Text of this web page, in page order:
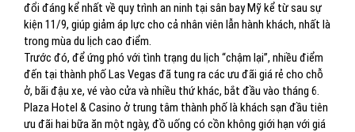
đổi đáng kể nhất về quy trình an ninh tại sân bay Mỹ kể từ sau sự
kiện 11/9, giúp giảm áp lực cho cả nhân viên lẫn hành khách, nhất là
trong mùa du lịch cao điểm.
Trước đó, để ứng phó với tình trạng du lịch “chậm lại”, nhiều điểm
đến tại thành phố Las Vegas đã tung ra các ưu đãi giá rẻ cho chỗ
ở, bãi đậu xe, vé vào cửa và nhiều thứ khác, bắt đầu vào tháng 6.
Plaza Hotel & Casino ở trung tâm thành phố là khách sạn đầu tiên
ưu đãi hai bữa ăn một ngày, đồ uống có cồn không giới hạn với giá